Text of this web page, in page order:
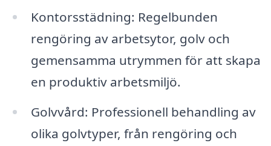
Kontorsstädning: Regelbunden
rengöring av arbetsytor, golv och
gemensamma utrymmen för att skapa
en produktiv arbetsmiljö.
Golvvård: Professionell behandling av
olika golvtyper, från rengöring och